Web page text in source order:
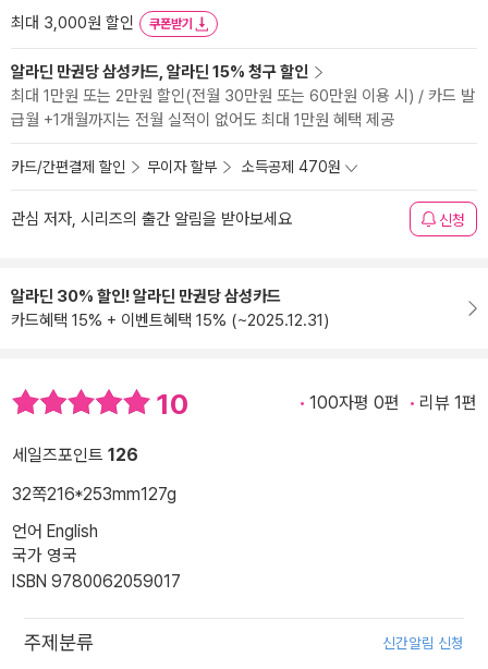
최대 3,000원 할인
쿠폰받기
알라딘 만권당 삼성카드, 알라딘 15% 청구 할인
최대 1만원 또는 2만원 할인(전월 30만원 또는 60만원 이용 시) / 카드 발
급월 +1개월까지는 전월 실적이 없어도 최대 1만원 혜택 제공
카드/간편결제 할인 무이자 할부 소득공제 470원
관심 저자, 시리즈의 출간 알림을 받아보세요 신청
알라딘 30% 할인! 알라딘 만권당 삼성카드
카드혜택 15% + 이벤트혜택 15% (~2025.12.31)
10 100자평 0편 리뷰 1편
세일즈포인트 126
32쪽216*253mm127g
언어 English
국가 영국
ISBN 9780062059017
주제분류 신간알림 신청